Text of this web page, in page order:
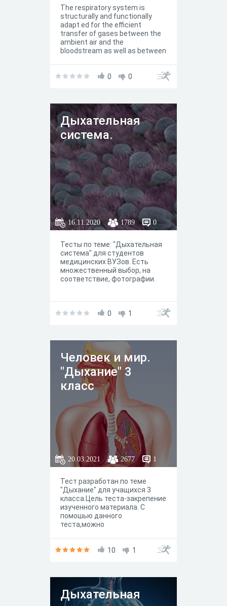
The respiratory system is
structurally and functionally
adapt ed for the efficient
transfer of gases between the
ambient air and the
bloodstream as well as between
components of the res piratory
the tissues of the chest wall
and diaphragm;
0 0
Дыхательная
система.
16.11.2020 1789 0
Тесты по теме: "Дыхательная
система" для студентов
медицинских ВУЗов. Есть
множественный выбор, на
соответствие, фотографии.
0 1
Человек и мир.
"Дыхание" 3
класс
20.03.2021 2677 1
Тест разработан по теме
"Дыхание" для учащихся 3
класса.Цель теста-закрепение
изученного материала. С
помошью данного
теста,можно
самостоятельной подготовке
10 1
Дыхательная